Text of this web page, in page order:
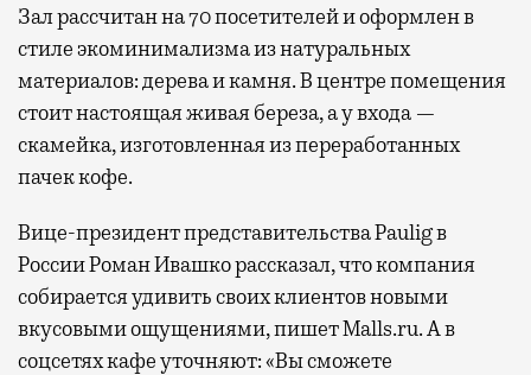
Зал рассчитан на 70 посетителей и оформлен в
стиле экоминимализма из натуральных
материалов: дерева и камня. В центре помещения
стоит настоящая живая береза, а у входа —
скамейка, изготовленная из переработанных
пачек кофе.
Вице-президент представительства Paulig в
России Роман Ивашко рассказал, что компания
собирается удивить своих клиентов новыми
вкусовыми ощущениями, пишет Malls.ru. А в
соцсетях кафе уточняют: «Вы сможете